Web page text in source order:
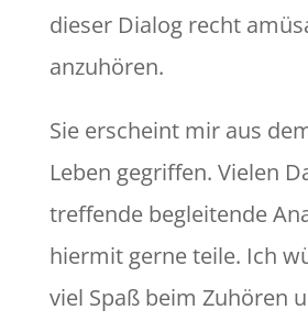
dieser Dialog recht
anzuhören.
Sie erscheint mir aus
Leben gegriffen. Vielen
treffende begleitende
hiermit gerne teile. Ich
viel Spaß beim Zuhören